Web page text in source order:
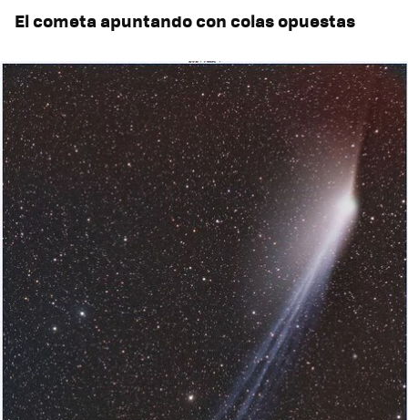
El cometa apuntando con colas opuestas